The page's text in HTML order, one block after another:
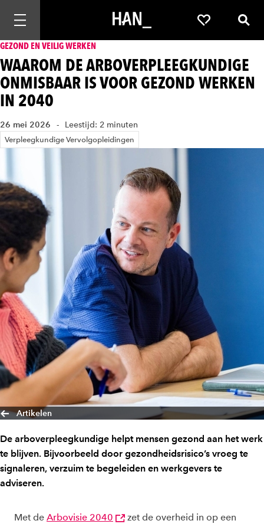
Mobiele navigatie openen Favorieten
GEZOND EN VEILIG WERKEN
WAAROM DE ARBOVERPLEEGKUNDIGE
ONMISBAAR IS VOOR GEZOND WERKEN
IN 2040
26 mei 2026 Leestijd: 2 minuten
Verpleegkundige Vervolgopleidingen
Artikelen
De arboverpleegkundige helpt mensen gezond aan het werk
te blijven. Bijvoorbeeld door gezondheidsrisico’s vroeg te
signaleren, verzuim te begeleiden en werkgevers te
adviseren.
Met de Arbovisie 2040
zet de overheid in op een